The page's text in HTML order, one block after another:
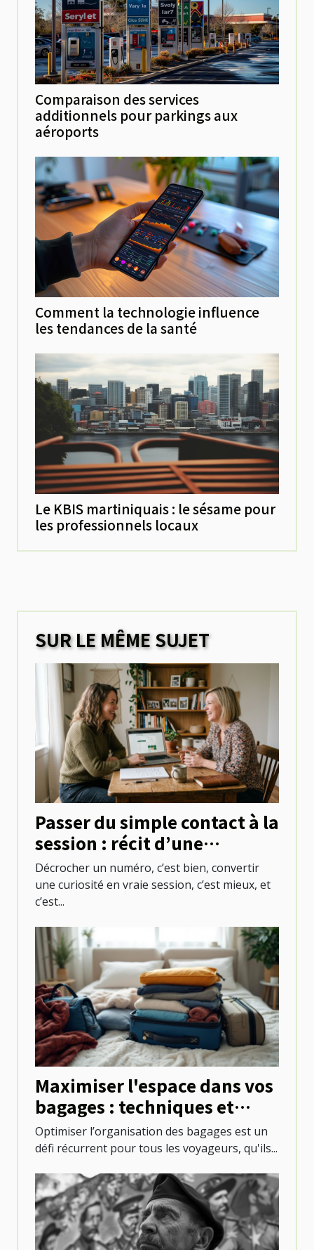
Comparaison des services
additionnels pour parkings aux
aéroports
Comment la technologie influence
les tendances de la santé
Le KBIS martiniquais : le sésame pour
les professionnels locaux
SUR LE MÊME SUJET
Passer du simple contact à la
session : récit d’une
première réservation réussie
Décrocher un numéro, c’est bien, convertir
une curiosité en vraie session, c’est mieux, et
c’est...
Maximiser l'espace dans vos
bagages : techniques et
astuces
Optimiser l’organisation des bagages est un
défi récurrent pour tous les voyageurs, qu'ils...